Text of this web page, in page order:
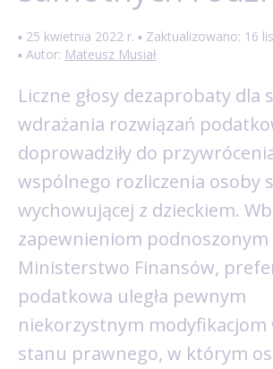
▪ 25 kwietnia 2022 r. ▪ Zaktualizowano: 16
▪ Autor: Mateusz Musiał
Liczne głosy dezaprobaty dla
wdrażania rozwiązań
doprowadziły do
wspólnego rozliczenia osoby
wychowującej z dzieckiem.
zapewnieniom podnoszonym
Ministerstwo Finansów,
podatkowa uległa pewnym
niekorzystnym modyfikacjom
stanu prawnego, w którym